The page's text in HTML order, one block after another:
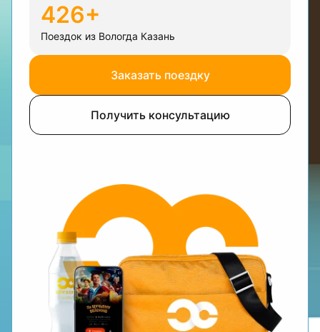
426+
Поездок из Вологда Казань
Заказать поездку
Получить консультацию